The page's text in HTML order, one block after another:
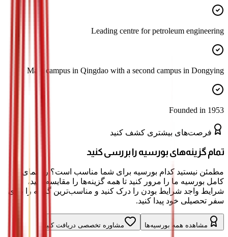
Leading centre for petroleum engineering
Main campus in Qingdao with a second campus in Dongying
Founded in 1953
فرصت‌های بیشتری کشف کنید
تمام گزینه‌های بورسیه را بررسی کنید
مطمئن نیستید کدام بورسیه برای شما مناسب است؟ راهنمای
کامل بورسیه ما را مرور کنید تا همه گزینه‌ها را مقایسه کنید،
شرایط واجد شرایط بودن را درک کنید و مناسب‌ترین گزینه را برای
سفر تحصیلی خود پیدا کنید.
مشاهده همه بورسیه‌ها مشاوره تخصصی دریافت کنید